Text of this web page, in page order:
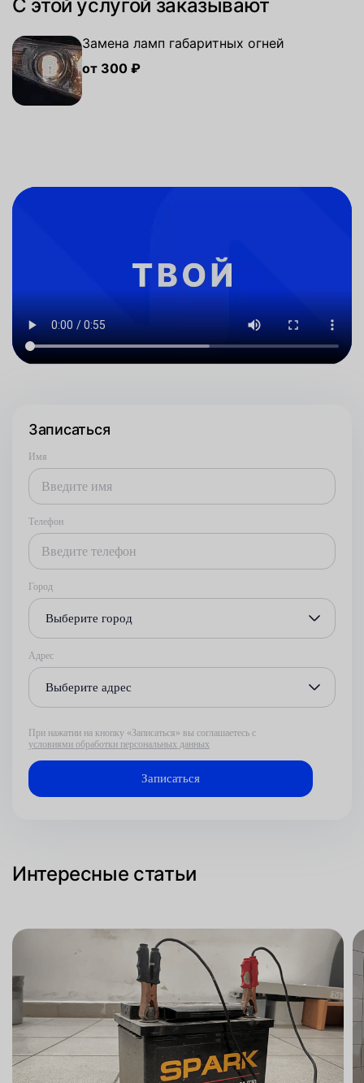
С этой услугой заказывают
Замена ламп габаритных огней
от 300 ₽
Записаться
Имя
Телефон
Город
Выберите город
Адрес
Выберите адрес
При нажатии на кнопку «Записаться» вы соглашаетесь с
условиями обработки персональных данных
Интересные статьи